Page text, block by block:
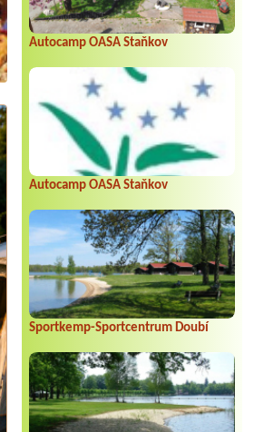
Autocamp OASA Staňkov
Autocamp OASA Staňkov
Sportkemp-Sportcentrum Doubí